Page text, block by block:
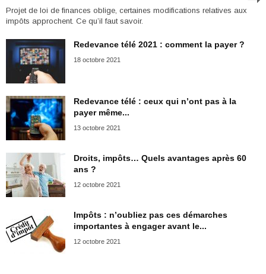
Projet de loi de finances oblige, certaines modifications relatives aux
impôts approchent. Ce qu’il faut savoir.
Redevance télé 2021 : comment la payer ?
18 octobre 2021
Redevance télé : ceux qui n’ont pas à la
payer même...
13 octobre 2021
Droits, impôts… Quels avantages après 60
ans ?
12 octobre 2021
Impôts : n’oubliez pas ces démarches
importantes à engager avant le...
12 octobre 2021